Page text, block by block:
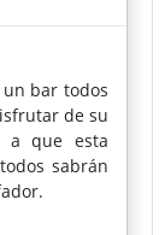
bar todos
de su
a que esta
sabrán